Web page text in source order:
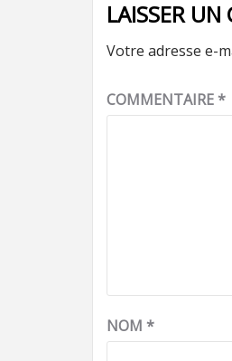
LAISSER
Votre adresse e-
COMMENTAIRE*
NOM *